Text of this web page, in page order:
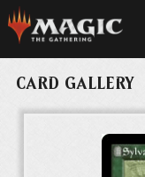
CARD GALLERY